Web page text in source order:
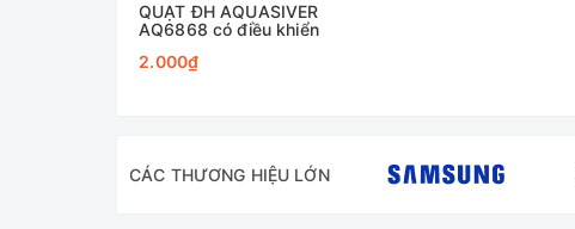
QUẠT ĐH AQUASIVER
AQ6868 có điều khiển
2.000₫
CÁC THƯƠNG HIỆU LỚN